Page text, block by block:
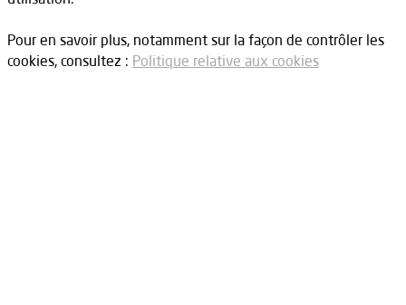
Pour en savoir plus, notamment sur la façon de contrôler les
cookies, consultez : Politique relative aux cookies